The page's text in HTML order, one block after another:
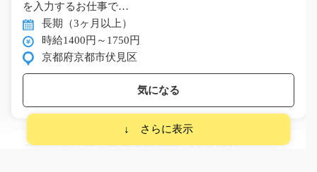
を入力するお仕事で…
長期（3ヶ月以上）
時給1400円～1750円
京都府京都市伏見区
気になる
フォークリフトでの運搬作業/y08_01752